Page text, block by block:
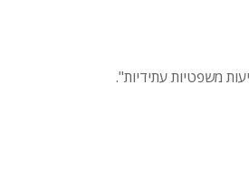
משפטיות עתידיות".